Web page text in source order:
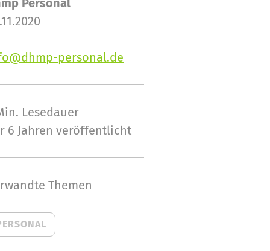
Personal
personal.de
Lesedauer
6 Jahren veröffentlicht
Themen